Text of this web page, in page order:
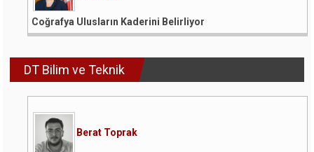
Coğrafya Ulusların Kaderini Belirliyor
DT Bilim ve Teknik
Berat Toprak